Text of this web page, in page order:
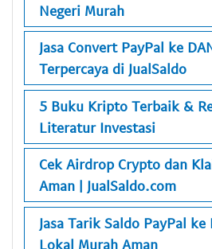
Negeri Murah
Jasa Convert PayPal ke
Terpercaya di JualSaldo
5 Buku Kripto Terbaik &
Literatur Investasi
Cek Airdrop Crypto dan
Aman | JualSaldo.com
Jasa Tarik Saldo PayPal
Lokal Murah Aman